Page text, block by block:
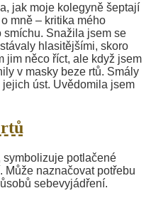
jak moje kolegyně šeptají
mně – kritika mého
Snažila jsem se
hlasitějšími, skoro
jim něco říct, ale když jsem
v masky beze rtů. Smály
úst. Uvědomila jsem
rtů
symbolizuje potlačené
Může naznačovat potřebu
sebevyjádření.